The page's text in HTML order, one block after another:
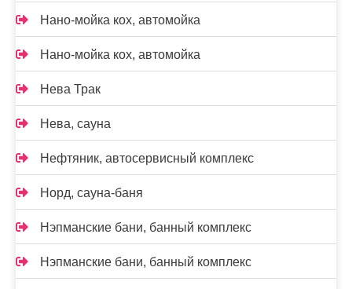
Нано-мойка кох, автомойка
Нано-мойка кох, автомойка
Нева Трак
Нева, сауна
Нефтяник, автосервисный комплекс
Норд, сауна-баня
Нэпманские бани, банный комплекс
Нэпманские бани, банный комплекс